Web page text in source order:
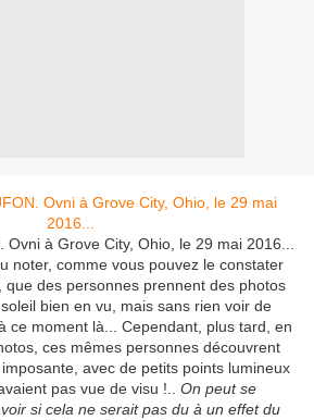
à Grove City, Ohio, le 29 mai 2016...
noter, comme vous pouvez le constater
que des personnes prennent des photos
bien en vu, mais sans rien voir de
ce moment là... Cependant, plus tard, en
ces mêmes personnes découvrent
avec de petits points lumineux
pas vue de visu !.. On peut se
si cela ne serait pas du à un effet du